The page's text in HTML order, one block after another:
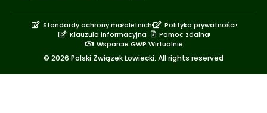
© 2026 Polski Związek Łowiecki. All rights reserved
Standardy ochrony małoletnich
Polityka prywatności
Klauzula informacyjna
Pomoc zdalna
Wsparcie GWP Wirtualnie